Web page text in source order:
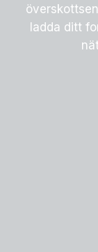
ladda ditt